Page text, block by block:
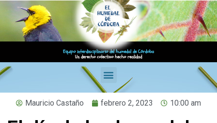
Equipo interdisciplinario del humedal de Córdoba
Un derecho colectivo hecho realidad
Mauricio Castaño febrero 2, 2023 10:00 am